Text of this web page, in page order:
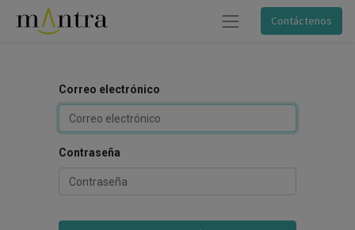
Contáctenos
Correo electrónico
Contraseña